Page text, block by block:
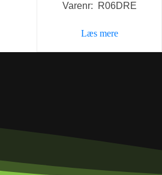
Varenr: R06DRE
Læs mere